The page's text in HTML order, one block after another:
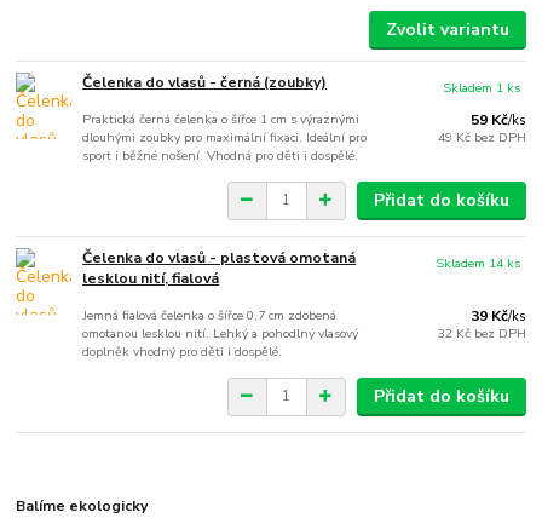
Zvolit variantu
Čelenka do vlasů - černá (zoubky)
Praktická černá čelenka o šířce 1 cm s výraznými
dlouhými zoubky pro maximální fixaci. Ideální pro
sport i běžné nošení. Vhodná pro děti i dospělé.
59 Kč/ks
49 Kč bez DPH
Skladem 1 ks
Přidat do košíku
Čelenka do vlasů - plastová omotaná
lesklou nití, fialová
Jemná fialová čelenka o šířce 0,7 cm zdobená
omotanou lesklou nití. Lehký a pohodlný vlasový
doplněk vhodný pro děti i dospělé.
39 Kč/ks
32 Kč bez DPH
Skladem 14 ks
Přidat do košíku
Balíme ekologicky